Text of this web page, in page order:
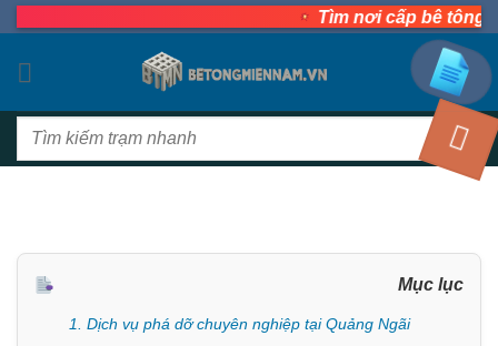
nội
Tìm nơi cấp bê tông tươi
Tìm
Mục lục
1. Dịch vụ phá dỡ chuyên nghiệp tại Quảng Ngãi